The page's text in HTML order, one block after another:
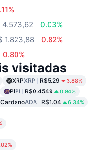
4.573,62
0.03%
1.823,88
0.82%
0.80%
visitadas
XRPXRP R$5.29 3.88%
PiPI R$0.4549 0.94%
CardanoADA R$1.04 6.34%